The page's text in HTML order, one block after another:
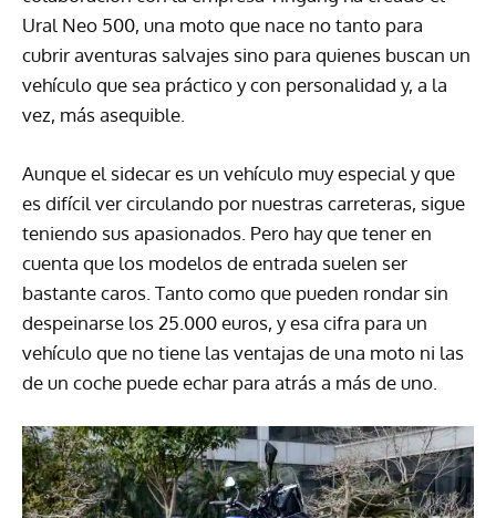
Ural Neo 500, una moto que nace no tanto para
cubrir aventuras salvajes sino para quienes buscan un
vehículo que sea práctico y con personalidad y, a la
vez, más asequible.
Aunque el sidecar es un vehículo muy especial y que
es difícil ver circulando por nuestras carreteras, sigue
teniendo sus apasionados. Pero hay que tener en
cuenta que los modelos de entrada suelen ser
bastante caros. Tanto como que pueden rondar sin
despeinarse los 25.000 euros, y esa cifra para un
vehículo que no tiene las ventajas de una moto ni las
de un coche puede echar para atrás a más de uno.